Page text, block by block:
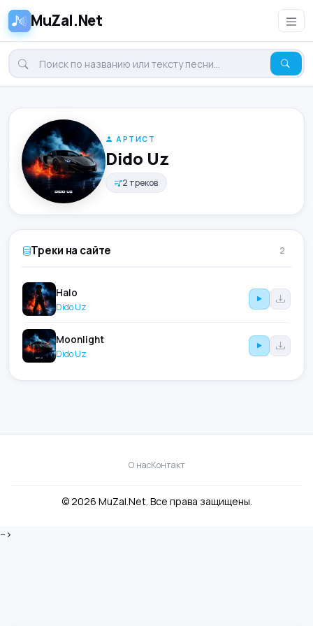
MuZal.Net
АРТИСТ
Dido Uz
2 треков
Треки на сайте 2
Halo
Dido Uz
Moonlight
Dido Uz
О насКонтакт
© 2026 MuZal.Net. Все права защищены.
-->